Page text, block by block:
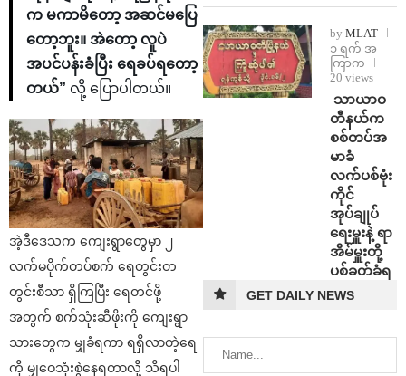
က မကာမိတော့ အဆင်မပြေ
တော့ဘူး။ အဲတော့ လူပဲ
အပင်ပန်းခံပြီး ရေခပ်ရတော့
တယ်” လို့ ပြောပါတယ်။
အဲ့ဒီဒေသက ကျေးရွာတွေမှာ ၂
လက်မပိုက်တပ်စက် ရေတွင်းတ
တွင်းစီသာ ရှိကြပြီး ရေတင်ဖို့
အတွက် စက်သုံးဆီဖိုးကို ကျေးရွာ
သားတွေက မျှခံရကာ ရရှိလာတဲ့ရေ
ကို မျှဝေသုံးစွဲနေရတာလို့ သိရပါ
by MLAT
၁ ရက် အ
ကြာက
20 views
⁩ ⁨သာယာဝ
တီနယ်က
စစ်တပ်အ
မာခံ
လက်ပစ်ဗုံး
ကိုင်
အုပ်ချုပ်
ရေးမှူးနဲ့ ရာ
အိမ်မှူးတို့
ပစ်ခတ်ခံရ
GET DAILY NEWS